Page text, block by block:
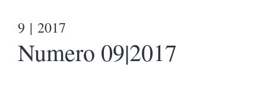
9 | 2017
Numero 09|2017